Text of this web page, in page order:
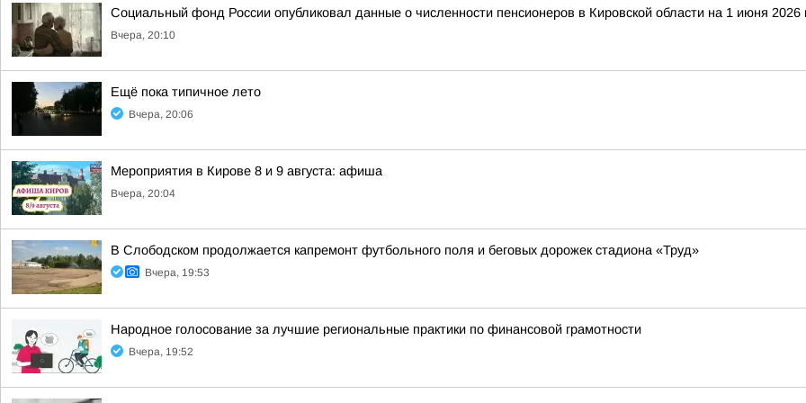
Социальный фонд России опубликовал данные о численности пенсионеров в Кировской области на 1 июня 2026
Вчера, 20:10
Ещё пока типичное лето
Вчера, 20:06
Мероприятия в Кирове 8 и 9 августа: афиша
Вчера, 20:04
В Слободском продолжается капремонт футбольного поля и беговых дорожек стадиона «Труд»
Вчера, 19:53
Народное голосование за лучшие региональные практики по финансовой грамотности
Вчера, 19:52